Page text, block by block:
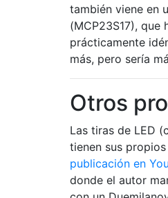
también viene en
(MCP23S17), que
prácticamente
más, pero sería
Otros
Las tiras de LED
tienen sus
publicación en
donde el autor